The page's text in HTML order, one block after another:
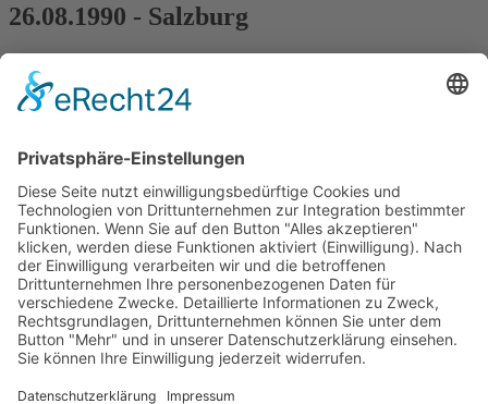
26.08.1990 - Salzburg
Streckenskizze Programmheft
Alle Ergebnisse:
Nennungsliste
Ergebnis Zeittraining Original Zeitnahme
Startaufstellung
Ergebnis Rennen
Original Zeitnahme